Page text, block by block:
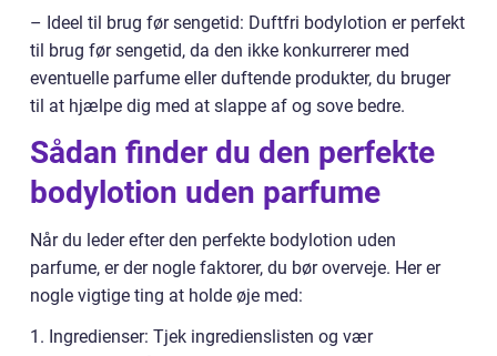
– Ideel til brug før sengetid: Duftfri bodylotion er perfekt
til brug før sengetid, da den ikke konkurrerer med
eventuelle parfume eller duftende produkter, du bruger
til at hjælpe dig med at slappe af og sove bedre.
Sådan finder du den perfekte
bodylotion uden parfume
Når du leder efter den perfekte bodylotion uden
parfume, er der nogle faktorer, du bør overveje. Her er
nogle vigtige ting at holde øje med:
1. Ingredienser: Tjek ingredienslisten og vær